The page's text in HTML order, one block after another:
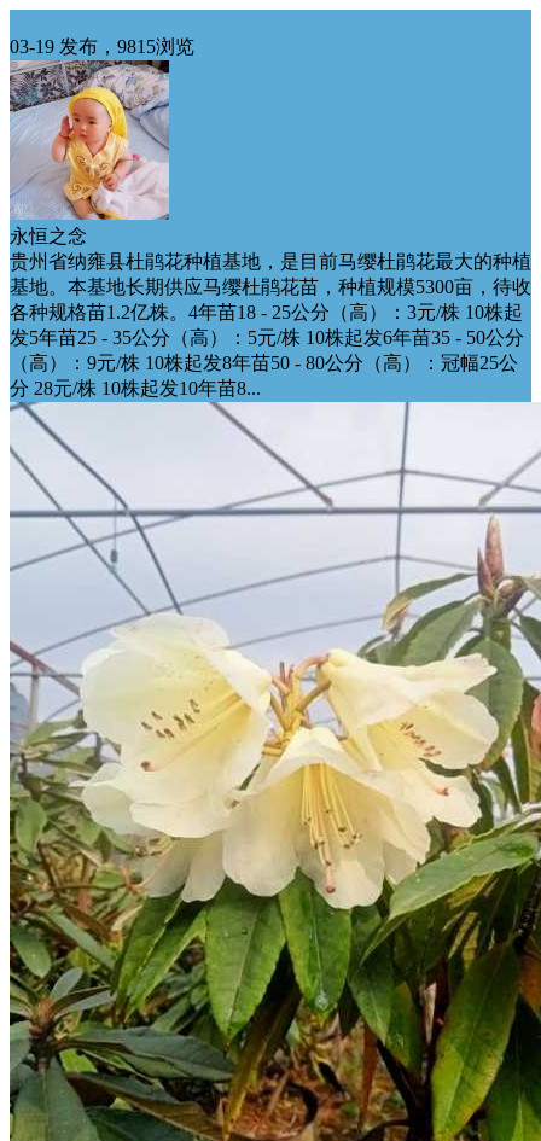
03-19 发布，9815浏览
永恒之念
贵州省纳雍县杜鹃花种植基地，是目前马缨杜鹃花最大的种植
基地。本基地长期供应马缨杜鹃花苗，种植规模5300亩，待收
各种规格苗1.2亿株。4年苗18 - 25公分（高）：3元/株 10株起
发5年苗25 - 35公分（高）：5元/株 10株起发6年苗35 - 50公分
（高）：9元/株 10株起发8年苗50 - 80公分（高）：冠幅25公
分 28元/株 10株起发10年苗8...